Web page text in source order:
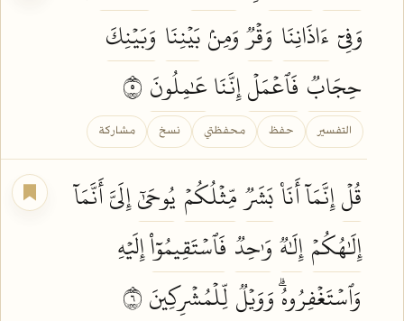
وَفِيٓ ءَاذَانِنَا وَقۡرٞوَمِنۢبَيۡنِنَا وَبَيۡنِكَ
حِجَابٞ فَٱعۡمَلۡإِنَّنَاعَٰمِلُونَ
التفسير حفظ محفظتي نسخ مشاركة
قُلۡإِنَّمَآ أَنَا۠بَشَرٞ مِّثۡلُكُمۡ يُوحَىٰٓإِلَيَّ أَنَّمَآ
إِلَٰهُكُمۡإِلَٰهٞوَٰحِدٞ فَٱسۡتَقِيمُوٓاْإِلَيۡهِ
وَٱسۡتَغۡفِرُوهُۗوَوَيۡلٞلِّلۡمُشۡرِكِينَ